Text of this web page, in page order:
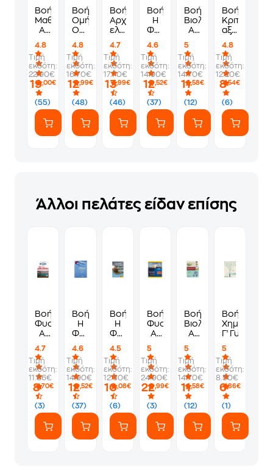
Βοήθημα
Μαθηματικά
Α'
4.8
(55)
Τιμή
εκδότη:
22.90€
19,00€
Βοήθημα
Ομήρου
Οδύσσεια
Γυμνασίου
4.8
(48)
Τιμή
εκδότη:
16.70€
12,99€
Βοήθημα
Αρχαία
ελληνική
Α'
Γυμνασίου
4.7
(46)
Τιμή
εκδότη:
17.70€
13,99€
Βοήθημα
Η
Φυσική
Πειράματα
Α'
Γυμνασίου
4.6
(37)
Τιμή
εκδότη:
14.90€
12,52€
Βοήθημα
Βιολογία
Α'
5
(12)
Τιμή
εκδότη:
14.70€
11,58€
Βοήθημα
Κριτήρια
Γυμνασίου
-
Φυσική
4.8
(6)
Τιμή
εκδότη:
12.20€
8,54€
Άλλοι πελάτες είδαν επίσης
Βοήθημα
Φυσική
Α'
και
22
κριτήρια
αξιολόγησης
4.7
(3)
Τιμή
εκδότη:
11.56€
8,70€
Βοήθημα
Η
Φυσική
Πειράματα
Α'
Γυμνασίου
4.6
(37)
Τιμή
εκδότη:
14.90€
12,52€
Βοήθημα
Η
Φυσική
Πειράματα
Α'
Γυμνασίου
4.5
(6)
Τιμή
εκδότη:
12.50€
10,08€
Βοήθημα
Φυσική
Α΄
5
(3)
Τιμή
εκδότη:
24.90€
22,99€
Βοήθημα
Βιολογία
Α'
5
(12)
Τιμή
εκδότη:
14.70€
11,58€
Βοήθημα
Χημεία
5
(1)
Τιμή
εκδότη:
8.50€
6,86€